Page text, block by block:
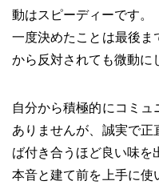
動はスピーディーです。
一度決めたことは最後ま
から反対されても微動に
自分から積極的にコミ
ありませんが、誠実で正
ば付き合うほど良い味を
本音と建て前を上手に使